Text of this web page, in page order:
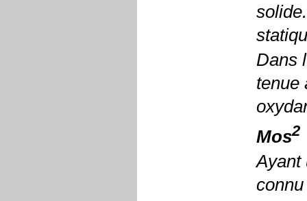
Dans
tenue
Mos2
Ayant